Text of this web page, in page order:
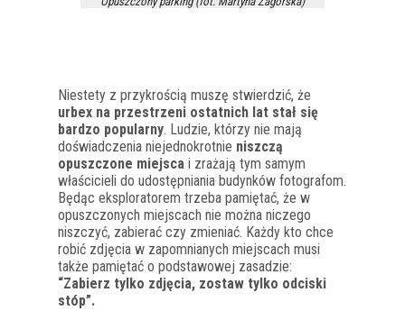
Niestety z przykrością muszę stwierdzić, że
urbex na przestrzeni ostatnich lat stał się
bardzo popularny. Ludzie, którzy nie mają
doświadczenia niejednokrotnie niszczą
opuszczone miejsca i zrażają tym samym
właścicieli do udostępniania budynków fotografom.
Będąc eksploratorem trzeba pamiętać, że w
opuszczonych miejscach nie można niczego
niszczyć, zabierać czy zmieniać. Każdy kto chce
robić zdjęcia w zapomnianych miejscach musi
także pamiętać o podstawowej zasadzie:
“Zabierz tylko zdjęcia, zostaw tylko odciski
stóp”.